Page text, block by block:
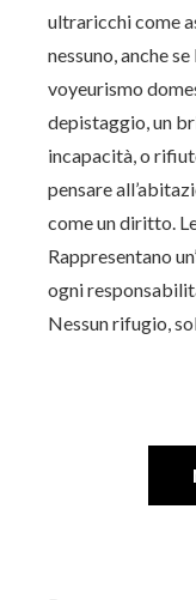
ultraricchi come
nessuno, anche
voyeurismo
depistaggio, un
incapacità, o
pensare
come un diritto.
Rappresentano
ogni
Nessun rifugio,